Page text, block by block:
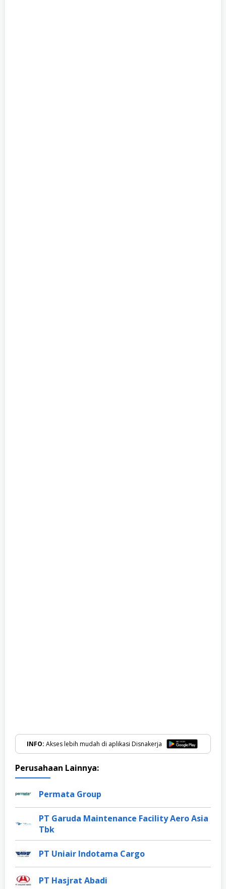
INFO: Akses lebih mudah di aplikasi Disnakerja
Perusahaan Lainnya:
Permata Group
PT Garuda Maintenance Facility Aero Asia
Tbk
PT Uniair Indotama Cargo
PT Hasjrat Abadi